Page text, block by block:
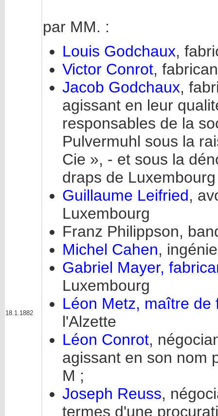
18.1.1882
par MM. :
Louis Godchaux,
Victor Conrot,
Jacob Godchaux,
agissant en leur
responsables de la
Pulvermuhl sous la
Cie », - et sous la
draps de
Guillaume Leifried,
Luxembourg
Franz Philippson,
Michel Cahen,
Gabriel Mayer,
Luxembourg
Léon Metz, maître de
l'Alzette
Léon Conrot,
agissant en son nom
M ;
Joseph Reuss,
termes d'une